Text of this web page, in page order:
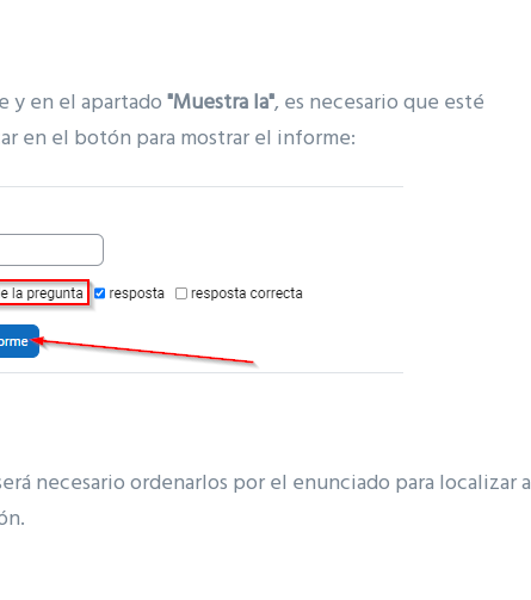
en el apartado"Muestra la", es necesario que esté
en el botón para mostrar el informe:
necesario ordenarlos por el enunciado para localizar a